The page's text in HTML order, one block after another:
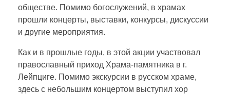
обществе. Помимо богослужений, в храмах
прошли концерты, выставки, конкурсы, дискуссии
и другие мероприятия.
Как и в прошлые годы, в этой акции участвовал
православный приход Храма-памятника в г.
Лейпциге. Помимо экскурсии в русском храме,
здесь с небольшим концертом выступил хор